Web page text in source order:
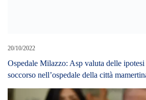
20/10/2022
Ospedale Milazzo: Asp valuta delle
soccorso nell’ospedale della città